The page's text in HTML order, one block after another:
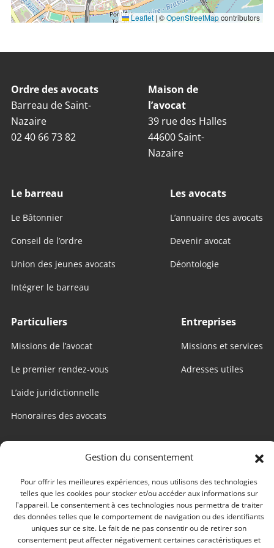
Gestion du consentement
Pour offrir les meilleures expériences, nous utilisons des technologies
telles que les cookies pour stocker et/ou accéder aux informations sur
l'appareil. Le consentement à ces technologies nous permettra de traiter
des données telles que le comportement de navigation ou des identifiants
uniques sur ce site. Le fait de ne pas consentir ou de retirer son
consentement peut affecter négativement certaines caractéristiques et
Leaflet | ©OpenStreetMapcontributors
Ordre des avocats
Barreau de Saint-
Nazaire
02 40 66 73 82
Maison de
l’avocat
39 rue des Halles
44600 Saint-
Nazaire
Le barreau
Le Bâtonnier
Conseil de l’ordre
Union des jeunes avocats
Intégrer le barreau
Les avocats
L’annuaire des avocats
Devenir avocat
Déontologie
Particuliers
Missions de l’avocat
Le premier rendez-vous
L’aide juridictionnelle
Honoraires des avocats
Entreprises
Missions et services
Adresses utiles
Conseil national des barreaux
Conférences des bâtonniers
CCI Nantes-Saint-Nazaire